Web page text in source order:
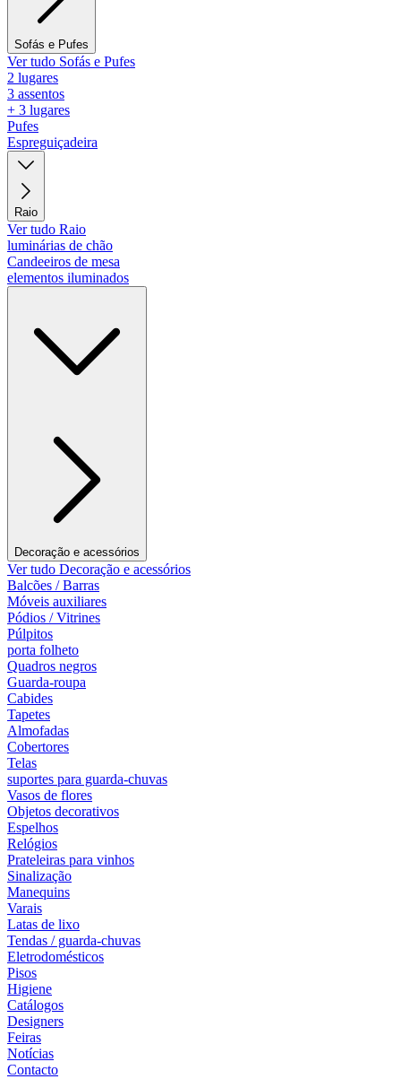
Sofás e Pufes
Ver tudo Sofás e Pufes
2 lugares
3 assentos
+ 3 lugares
Pufes
Espreguiçadeira
Raio
Ver tudo Raio
luminárias de chão
Candeeiros de mesa
elementos iluminados
Decoração e acessórios
Ver tudo Decoração e acessórios
Balcões / Barras
Móveis auxiliares
Pódios / Vitrines
Púlpitos
porta folheto
Quadros negros
Guarda-roupa
Cabides
Tapetes
Almofadas
Cobertores
Telas
suportes para guarda-chuvas
Vasos de flores
Objetos decorativos
Espelhos
Relógios
Prateleiras para vinhos
Sinalização
Manequins
Varais
Latas de lixo
Tendas / guarda-chuvas
Eletrodomésticos
Pisos
Higiene
Catálogos
Designers
Feiras
Notícias
Contacto